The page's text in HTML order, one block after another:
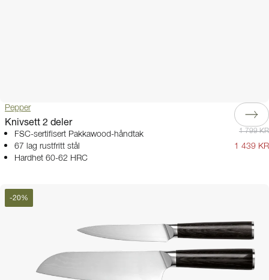
Pepper
Knivsett 2 deler
FSC-sertifisert Pakkawood-håndtak
67 lag rustfritt stål
Hardhet 60-62 HRC
1 799 KR
1 439 KR
-20%